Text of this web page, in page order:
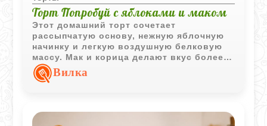
Торт Попробуй с яблоками и маком
Этот домашний торт сочетает
рассыпчатую основу, нежную яблочную
начинку и легкую воздушную белковую
массу. Мак и корица делают вкус более
уютным и ароматным, а сама выпечка
получается мягкой и очень домашней.
Вилка